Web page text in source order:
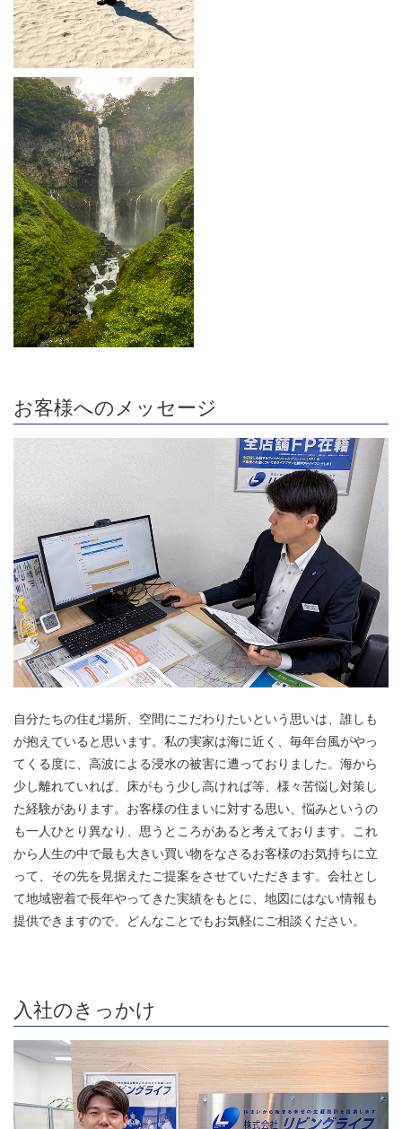
お客様へのメッセージ
自分たちの住む場所、空間にこだわりたいという思いは、誰しも
が抱えていると思います。私の実家は海に近く、毎年台風がやっ
てくる度に、高波による浸水の被害に遭っておりました。海から
少し離れていれば、床がもう少し高ければ等、様々苦悩し対策し
た経験があります。お客様の住まいに対する思い、悩みというの
も一人ひとり異なり、思うところがあると考えております。これ
から人生の中で最も大きい買い物をなさるお客様のお気持ちに立
って、その先を見据えたご提案をさせていただきます。会社とし
て地域密着で長年やってきた実績をもとに、地図にはない情報も
提供できますので、どんなことでもお気軽にご相談ください。
入社のきっかけ